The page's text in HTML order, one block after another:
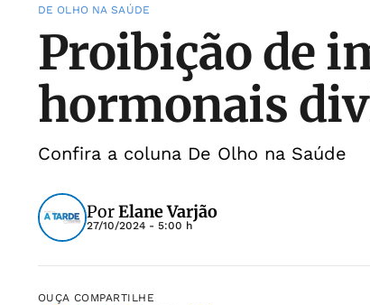
DE OLHO NA SAÚDE
Proibição de
hormonais
Confira a coluna De Olho na Saúde
PorElane Varjão
27/10/2024 - 5:00 h
OUÇA COMPARTILHE